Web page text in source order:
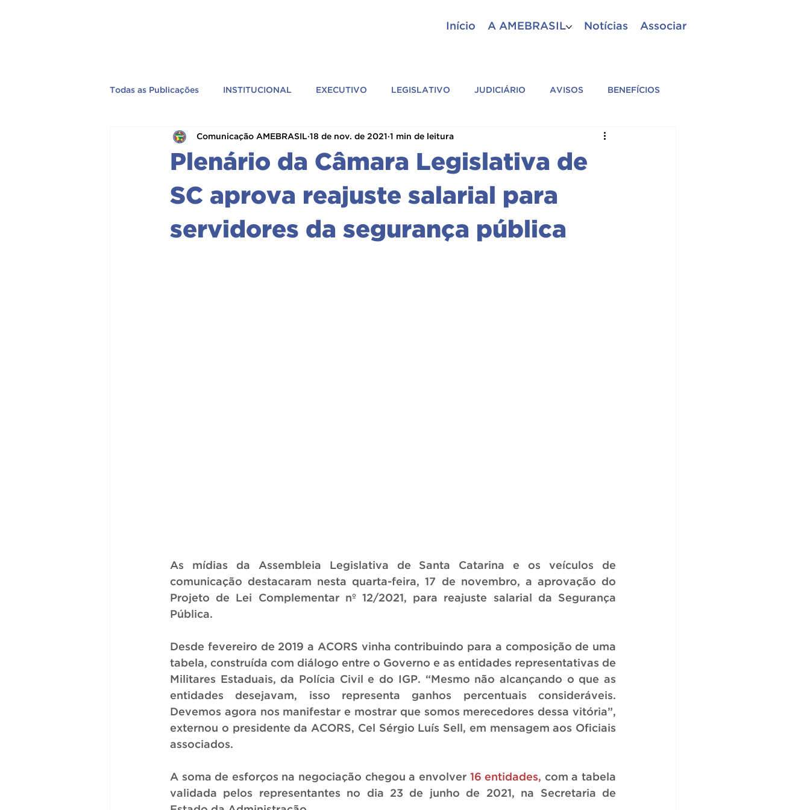
Início A AMEBRASIL Notícias Associar
Todas as Publicações INSTITUCIONAL EXECUTIVO LEGISLATIVO JUDICIÁRIO AVISOS BENEFÍCIOS
EVENTOS PREVIDÊNCIA ASSESSORIA PARLAMENTAR GERAL CBM
TV AMEBRASIL CIÊNCIAS POLICIAIS PARCEIROS ASSOCIAÇÕES AFILIADAS
Plenário da Câmara Legislativa de
SC aprova reajuste salarial para
servidores da segurança pública
Comunicação AMEBRASIL 18 de nov. de 2021 1 min de leitura
As mídias da Assembleia Legislativa de Santa Catarina e os veículos de
comunicação destacaram nesta quarta-feira, 17 de novembro, a aprovação do
Projeto de Lei Complementar nº 12/2021, para reajuste salarial da Segurança
Pública.
Desde fevereiro de 2019 a ACORS vinha contribuindo para a composição de uma
tabela, construída com diálogo entre o Governo e as entidades representativas de
Militares Estaduais, da Polícia Civil e do IGP. “Mesmo não alcançando o que as
entidades desejavam, isso representa ganhos percentuais consideráveis.
Devemos agora nos manifestar e mostrar que somos merecedores dessa vitória”,
externou o presidente da ACORS, Cel Sérgio Luís Sell, em mensagem aos Oficiais
associados.
A soma de esforços na negociação chegou a envolver 16 entidades, com a tabela
validada pelos representantes no dia 23 de junho de 2021, na Secretaria de